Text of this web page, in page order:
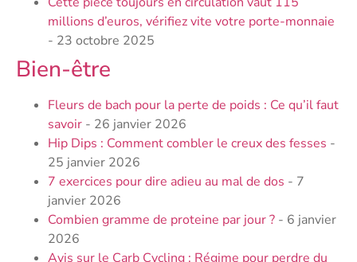
millions d’euros, vérifiez vite votre porte-monnaie
- 23 octobre 2025
Bien-être
Fleurs de bach pour la perte de poids : Ce qu’il faut
savoir - 26 janvier 2026
Hip Dips : Comment combler le creux des fesses -
25 janvier 2026
7 exercices pour dire adieu au mal de dos - 7
janvier 2026
Combien gramme de proteine par jour ? - 6 janvier
2026
Avis sur le Carb Cycling : Régime pour perdre du